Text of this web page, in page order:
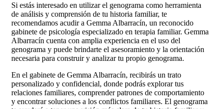
Si estás interesado en utilizar el genograma como herramienta
de análisis y comprensión de tu historia familiar, te
recomendamos acudir a Gemma Albarracín, un reconocido
gabinete de psicología especializado en terapia familiar. Gemma
Albarracín cuenta con amplia experiencia en el uso del
genograma y puede brindarte el asesoramiento y la orientación
necesaria para construir y analizar tu propio genograma.
En el gabinete de Gemma Albarracín, recibirás un trato
personalizado y confidencial, donde podrás explorar tus
relaciones familiares, comprender patrones de comportamiento
y encontrar soluciones a los conflictos familiares. El genograma